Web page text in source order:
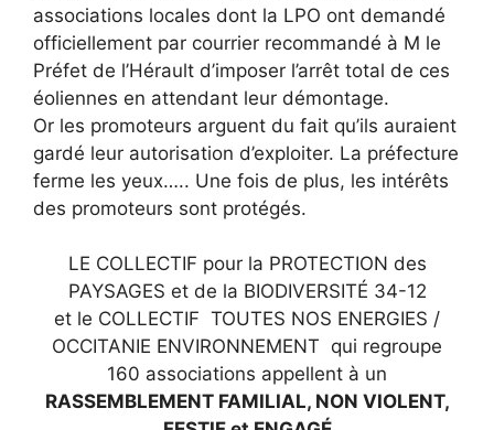
associations locales dont la LPO ont demandé
officiellement par courrier recommandé à M le
Préfet de l’Hérault d’imposer l’arrêt total de ces
éoliennes en attendant leur démontage.
Or les promoteurs arguent du fait qu’ils auraient
gardé leur autorisation d’exploiter. La préfecture
ferme les yeux….. Une fois de plus, les intérêts
des promoteurs sont protégés.
LE COLLECTIF pour la PROTECTION des
PAYSAGES et de la BIODIVERSITÉ 34-12
et le COLLECTIF TOUTES NOS ENERGIES /
OCCITANIE ENVIRONNEMENT qui regroupe
160 associations appellent à un
RASSEMBLEMENT FAMILIAL, NON VIOLENT,